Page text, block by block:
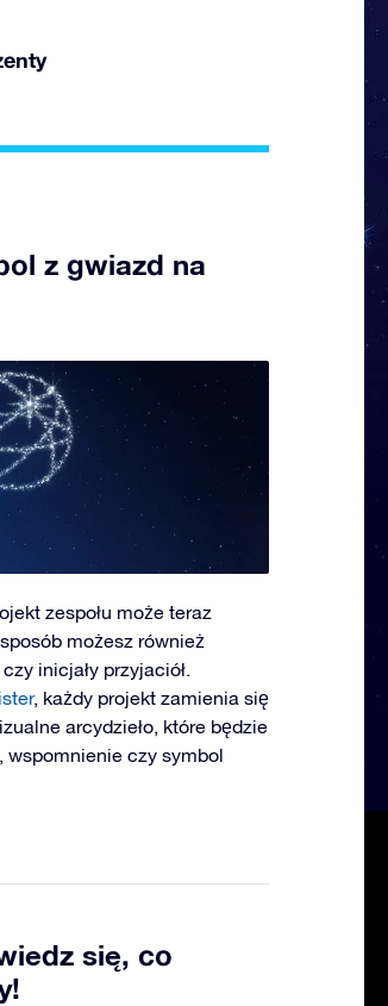
z gwiazd na
zespołu może teraz
możesz również
inicjały przyjaciół.
, każdy projekt zamienia się
arcydzieło, które będzie
wspomnienie czy symbol
się, co